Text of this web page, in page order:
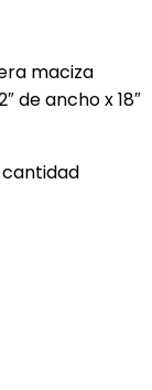
maciza
de ancho x 18″
cantidad